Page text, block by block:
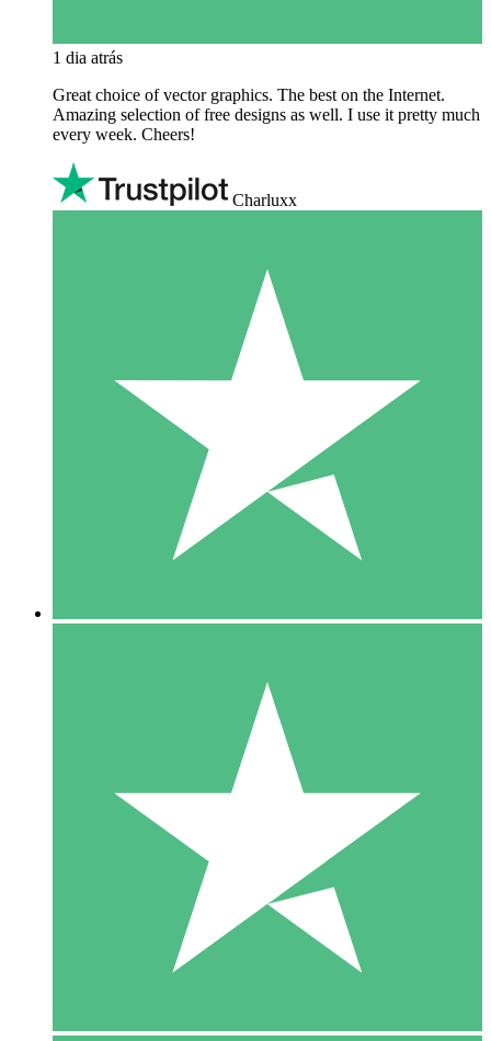
1 dia atrás
Great choice of vector graphics. The best on the Internet.
Amazing selection of free designs as well. I use it pretty much
every week. Cheers!
Charluxx